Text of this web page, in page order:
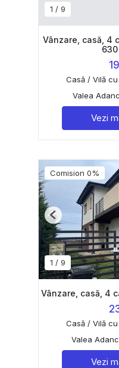
1 / 9
Vânzare, casă, 4
Casă / Vilă
Valea
Vezi
Comision 0%
1 / 9
Previous
Vânzare, casă, 4
Casă / Vilă
Valea
Vezi